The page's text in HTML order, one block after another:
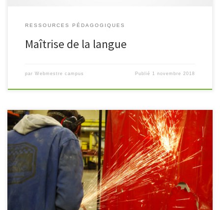
RESSOURCES PÉDAGOGIQUES
Maîtrise de la langue
par Webmestre campus Publié 1 novembre 2018
Présentation de la filière Carrosserie au campus par Lucy